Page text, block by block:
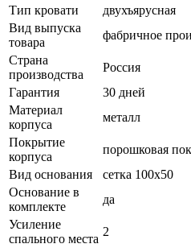
Тип кровати
двухъярусная
Вид выпуска
товара
фабричное
Страна
производства
Россия
Гарантия
30 дней
Материал
корпуса
металл
Покрытие
корпуса
порошковая
Вид основания
сетка 100x50
Основание в
комплекте
да
Усиление
спального места
2